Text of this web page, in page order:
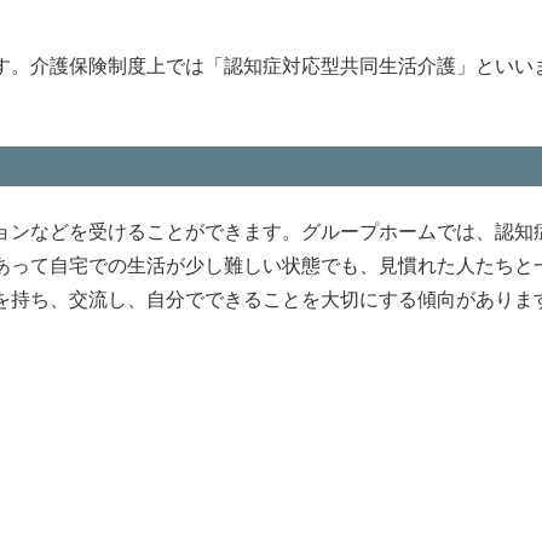
介護保険制度上では「認知症対応型共同生活介護」といい
などを受けることができます。グループホームでは、認知
て自宅での生活が少し難しい状態でも、見慣れた人たちと
ち、交流し、自分でできることを大切にする傾向がありま